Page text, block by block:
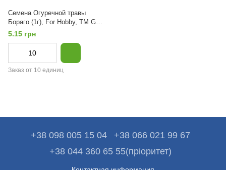
Семена Огуречной травы
Бораго (1г), For Hobby, TM GL
Seeds
5.15 грн
Заказ от 10 единиц
+38 098 005 15 04
+38 066 021 99 67
+38 044 360 65 55(пріоритет)